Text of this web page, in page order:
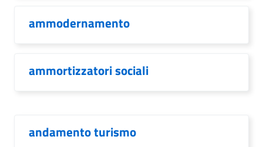
ammodernamento
ammortizzatori sociali
andamento turismo